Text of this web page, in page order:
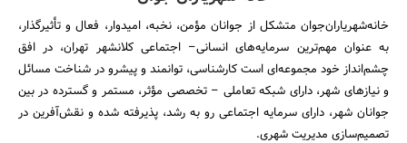
خانه‌شهریاران‌جوان متشکل از جوانان مؤمن، نخبه، امیدوار، فعال و تأثیرگذار،
به عنوان مهم‌ترین سرمایه‌های انسانی– اجتماعی کلانشهر تهران، در افق
چشم‌انداز خود مجموعه‌ای است کارشناسی، توانمند و پیشرو در شناخت مسائل
و نیازهای شهر، دارای شبکه تعاملی – تخصصی مؤثر، مستمر و گسترده در بین
جوانان شهر، دارای سرمایه اجتماعی رو به رشد، پذیرفته شده و نقش‌آفرین در
تصمیم‌سازی مدیریت شهری.